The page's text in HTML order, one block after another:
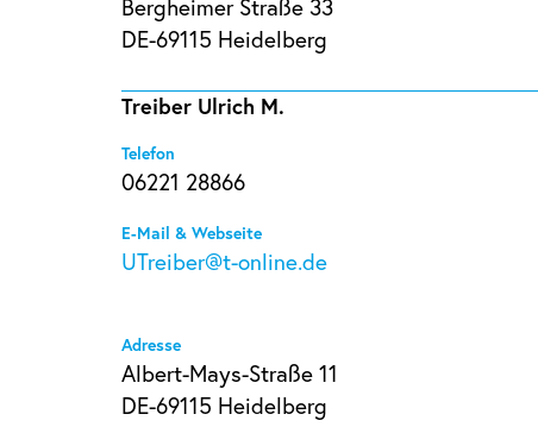
Bergheimer Straße 33
DE-69115 Heidelberg
Treiber Ulrich M.
Telefon
06221 28866
E-Mail & Webseite
UTreiber@t-online.de
Adresse
Albert-Mays-Straße 11
DE-69115 Heidelberg